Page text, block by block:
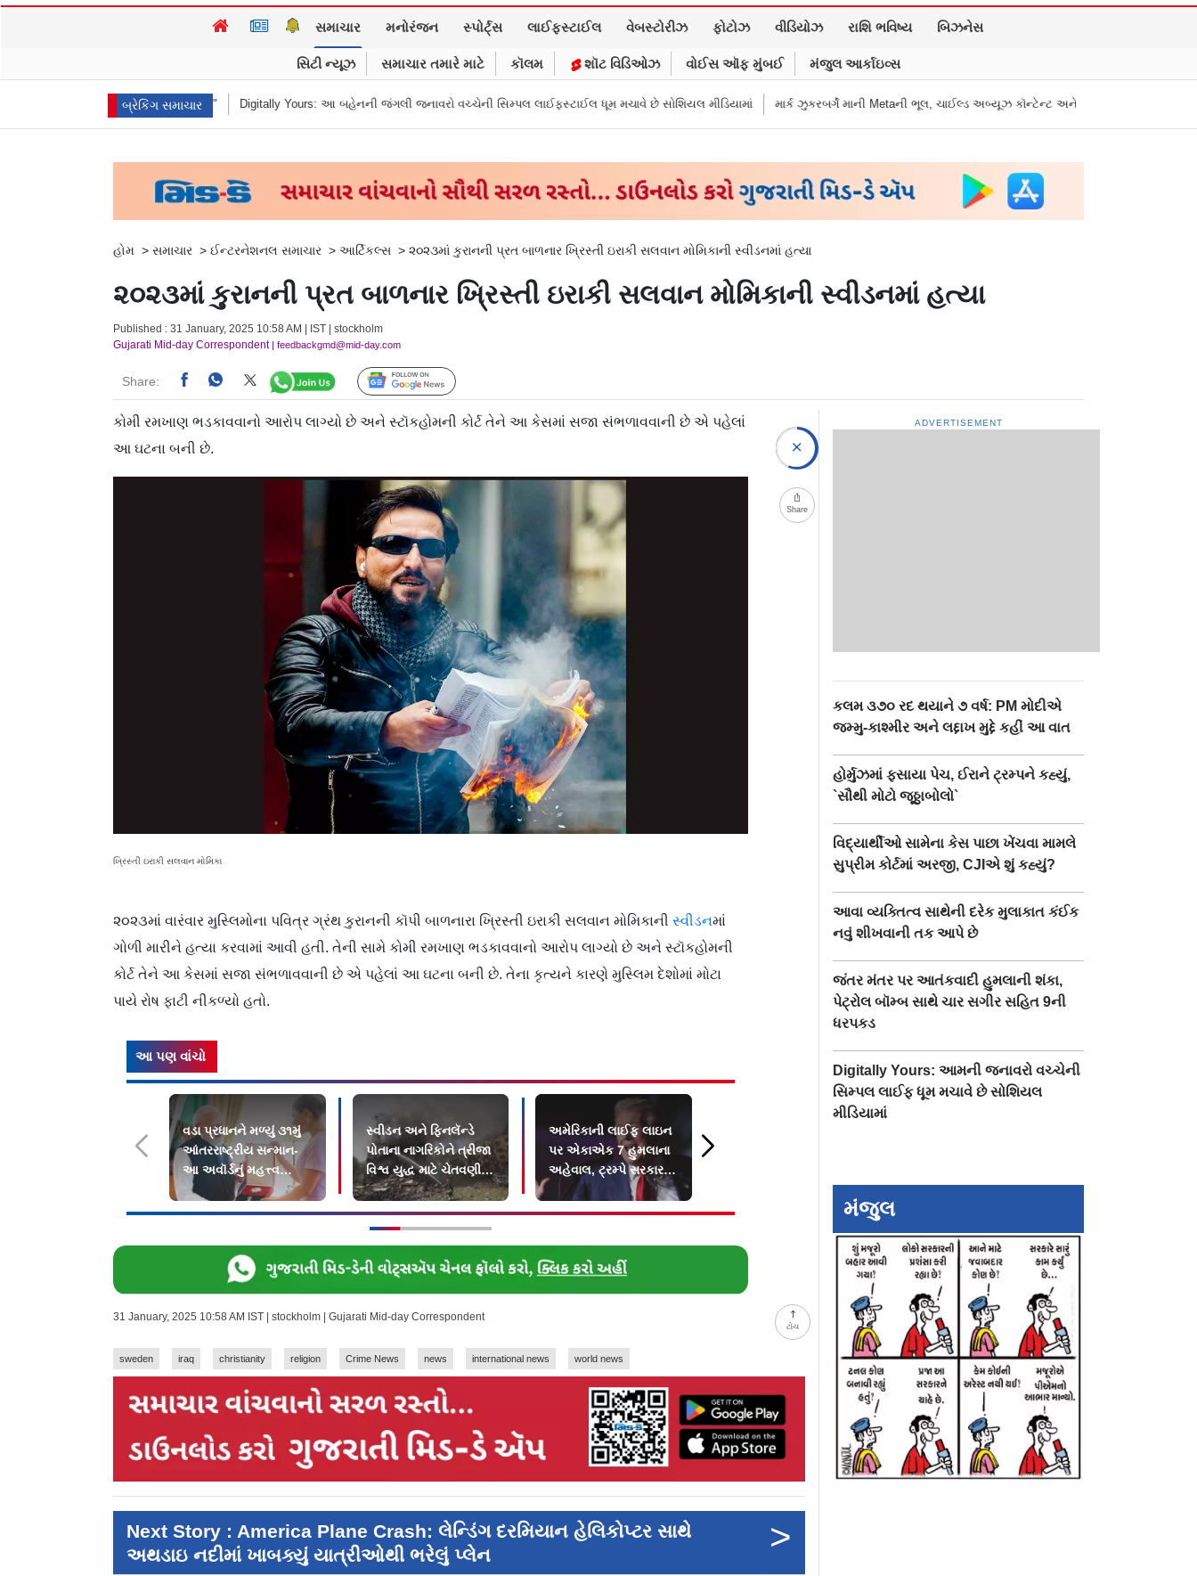
સમાચાર મનોરંજન સ્પોર્ટ્સ લાઈફસ્ટાઈલ વેબસ્ટોરીઝ ફોટોઝ વીડિયોઝ રાશિ ભવિષ્ય બિઝનેસ
સિટી ન્યૂઝ સમાચાર તમારે માટે કૉલમ શૉટ વિડિઓઝ વોઈસ ઑફ મુંબઈ મંજુલ આર્કાઇવ્સ
બ્રેકિંગ સમાચાર
Digitally Yours: આ બહેનની જંગલી જનાવરો વચ્ચેની સિમ્પલ લાઈફસ્ટાઈલ ધૂમ મચાવે છે સોશિયલ મીડિયામાં માર્ક ઝુકરબર્ગે માની Metaની ભૂલ, ચાઈલ્ડ અબ્યૂઝ કૉન્ટેન્ટ અને ડીપફેક પર માગી માફી
હોમ > સમાચાર > ઈન્ટરનેશનલ સમાચાર > આર્ટિકલ્સ > ૨૦૨૩માં કુરાનની પ્રત બાળનાર ખ્રિસ્તી ઇરાકી સલવાન મોમિકાની સ્વીડનમાં હત્યા
૨૦૨૩માં કુરાનની પ્રત બાળનાર ખ્રિસ્તી ઇરાકી સલવાન મોમિકાની સ્વીડનમાં હત્યા
Published : 31 January, 2025 10:58 AM | IST | stockholm
Gujarati Mid-day Correspondent| feedbackgmd@mid-day.com
Share: Follow Us
ટોચ
કોમી રમખાણ ભડકાવવાનો આરોપ લાગ્યો છે અને સ્ટૉકહોમની કોર્ટ તેને આ કેસમાં સજા સંભળાવવાની છે એ પહેલાં
આ ઘટના બની છે.
ખ્રિસ્તી ઇરાકી સલવાન મોમિકા
૨૦૨૩માં વારંવાર મુસ્લિમોના પવિત્ર ગ્રંથ કુરાનની કૉપી બાળનારા ખ્રિસ્તી ઇરાકી સલવાન મોમિકાની સ્વીડનમાં
ગોળી મારીને હત્યા કરવામાં આવી હતી. તેની સામે કોમી રમખાણ ભડકાવવાનો આરોપ લાગ્યો છે અને સ્ટૉકહોમની
કોર્ટ તેને આ કેસમાં સજા સંભળાવવાની છે એ પહેલાં આ ઘટના બની છે. તેના કૃત્યને કારણે મુસ્લિમ દેશોમાં મોટા
પાયે રોષ ફાટી નીકળ્યો હતો.
આ પણ વાંચો
વડા પ્રધાનને મળ્યું ૩૧મું
આંતરરાષ્ટ્રીય સન્માન-
આ અવૉર્ડનું મહત્ત્વ
જાણો છો?
સ્વીડન અને ફિનલૅન્ડે
પોતાના નાગરિકોને ત્રીજા
વિશ્વ યુદ્ધ માટે ચેતવણી
આપી
અમેરિકાની લાઈફ લાઇન
પર એકાએક 7 હુમલાના
અહેવાલ, ટ્રમ્પે સરકારના
તપાસના આદેશ
ધર્મની સ્થિતિ
Share
31 January, 2025 10:58 AM IST | stockholm | Gujarati Mid-day Correspondent
sweden iraq christianity religion Crime News news international news world news
Next Story : America Plane Crash: લેન્ડિંગ દરમિયાન હેલિકોપ્ટર સાથે
અથડાઇ નદીમાં ખાબક્યું યાત્રીઓથી ભરેલું પ્લેન
>
ADVERTISEMENT
કલમ ૩૭૦ રદ થયાને ૭ વર્ષ: PM મોદીએ
જમ્મુ-કાશ્મીર અને લદ્દાખ મુદ્દે કહીં આ વાત
હોર્મુઝમાં ફસાયા પેચ, ઈરાને ટ્રમ્પને કહ્યું,
`સૌથી મોટો જૂઠ્ઠાબોલો`
વિદ્યાર્થીઓ સામેના કેસ પાછા ખેંચવા મામલે
સુપ્રીમ કોર્ટમાં અરજી, CJIએ શું કહ્યું?
આવા વ્યક્તિત્વ સાથેની દરેક મુલાકાત કંઈક
નવું શીખવાની તક આપે છે
જંતર મંતર પર આતંકવાદી હુમલાની શંકા,
પેટ્રોલ બૉમ્બ સાથે ચાર સગીર સહિત 9ની
ધરપકડ
Digitally Yours: આમની જનાવરો વચ્ચેની
સિમ્પલ લાઈફ ધૂમ મચાવે છે સોશિયલ
મીડિયામાં
મંજુલ